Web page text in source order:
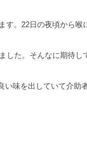
す。22日の夜頃から喉
した。そんなに期待し
い味を出していて介助